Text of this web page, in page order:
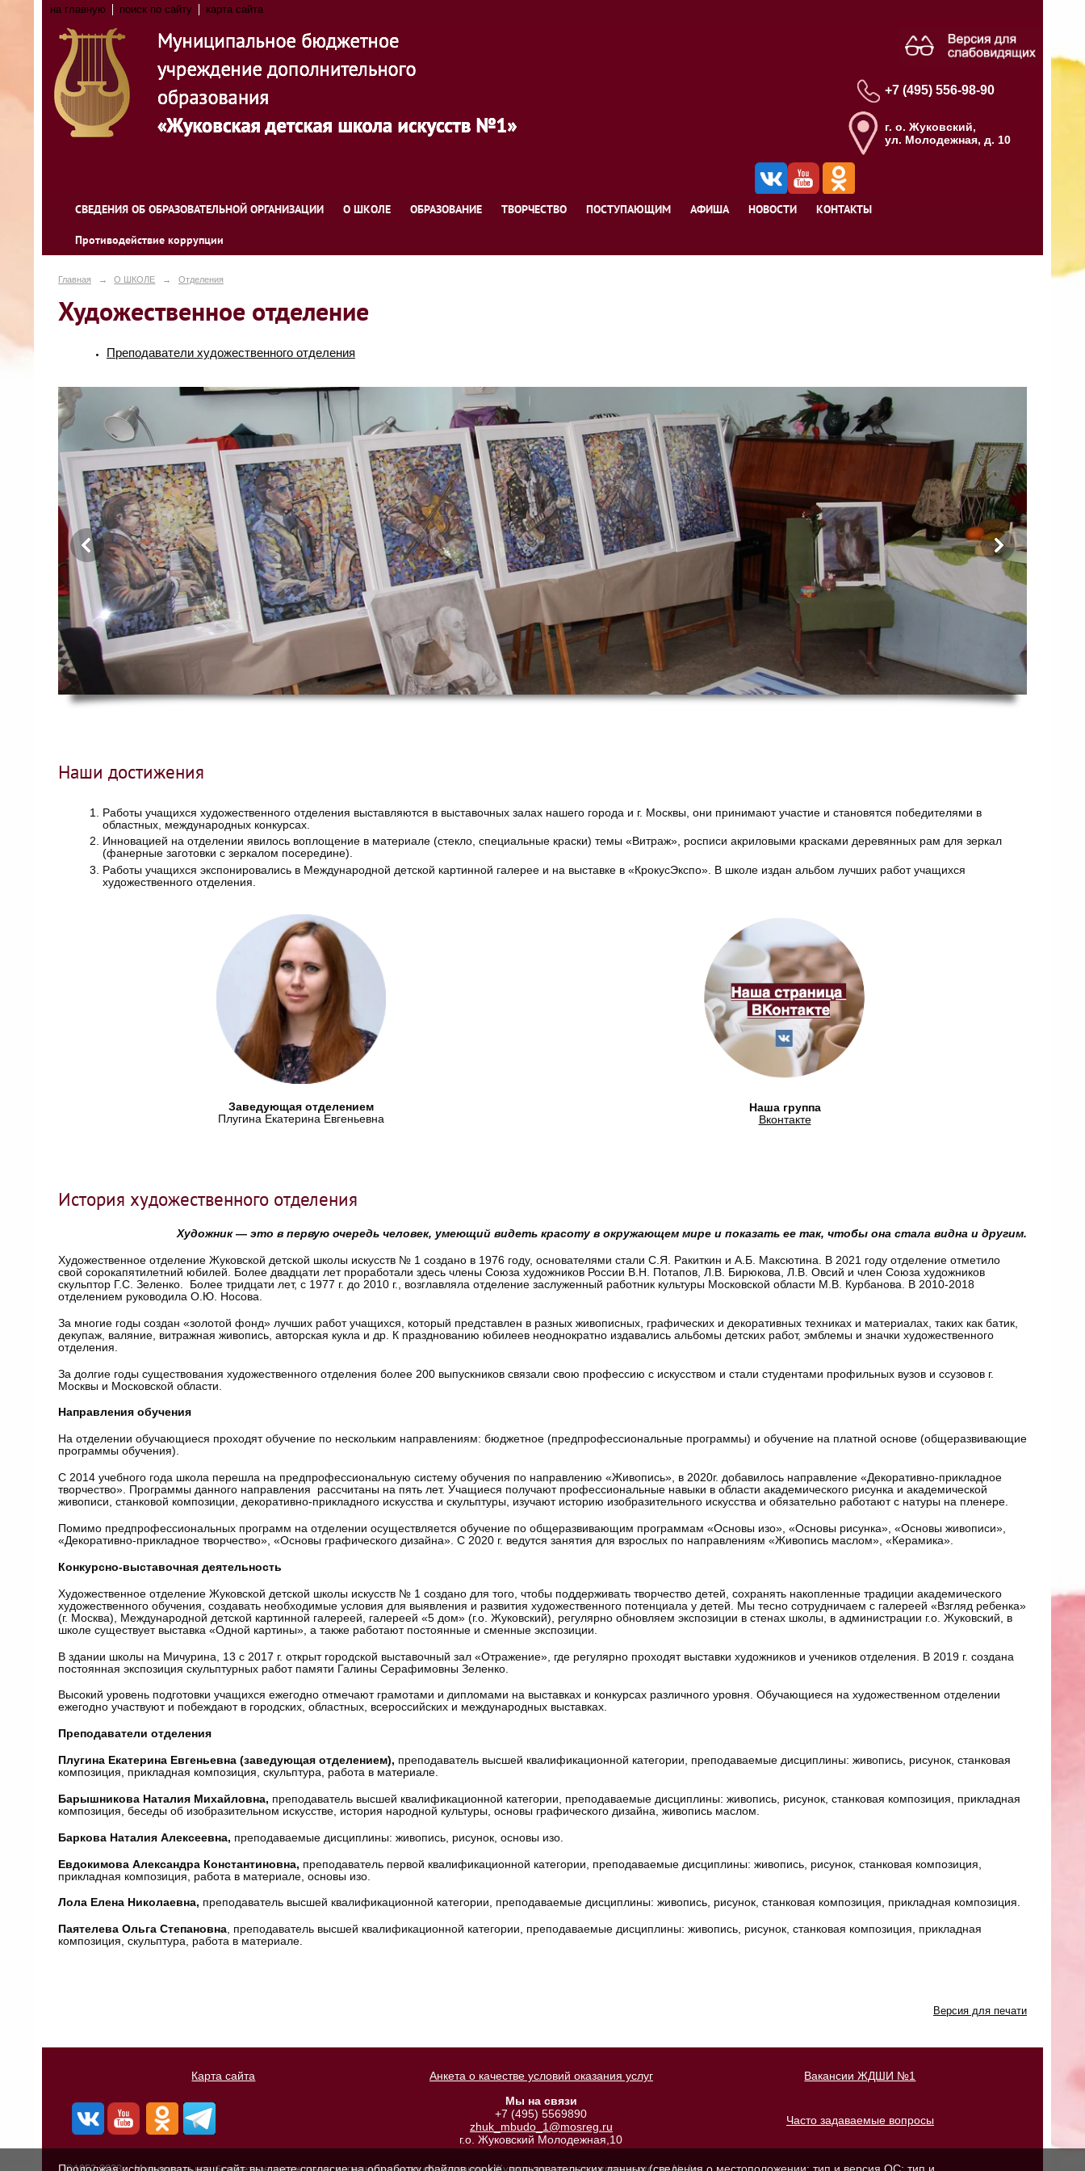
на главную поиск по сайту карта сайта
+7 (495) 556-98-90
г. о. Жуковский,
ул. Молодежная, д. 10
СВЕДЕНИЯ ОБ ОБРАЗОВАТЕЛЬНОЙ ОРГАНИЗАЦИИ О ШКОЛЕ ОБРАЗОВАНИЕ ТВОРЧЕСТВО ПОСТУПАЮЩИМ АФИША НОВОСТИ КОНТАКТЫ
Противодействие коррупции
Главная → О ШКОЛЕ → Отделения
Художественное отделение
Преподаватели художественного отделения
Наши достижения
Работы учащихся художественного отделения выставляются в выставочных залах нашего города и г. Москвы, они принимают участие и становятся победителями в
областных, международных конкурсах.
Инновацией на отделении явилось воплощение в материале (стекло, специальные краски) темы «Витраж», росписи акриловыми красками деревянных рам для зеркал
(фанерные заготовки с зеркалом посередине).
Работы учащихся экспонировались в Международной детской картинной галерее и на выставке в «КрокусЭкспо». В школе издан альбом лучших работ учащихся
художественного отделения.
Заведующая отделением
Плугина Екатерина Евгеньевна
Наша группа
Вконтакте
История художественного отделения
Художник — это в первую очередь человек, умеющий видеть красоту в окружающем мире и показать ее так, чтобы она стала видна и другим.
Художественное отделение Жуковской детской школы искусств № 1 создано в 1976 году, основателями стали С.Я. Ракиткин и А.Б. Максютина. В 2021 году отделение отметило
свой сорокапятилетний юбилей. Более двадцати лет проработали здесь члены Союза художников России В.Н. Потапов, Л.В. Бирюкова, Л.В. Овсий и член Союза художников
скульптор Г.С. Зеленко. Более тридцати лет, с 1977 г. до 2010 г., возглавляла отделение заслуженный работник культуры Московской области М.В. Курбанова. В 2010-2018
отделением руководила О.Ю. Носова.
За многие годы создан «золотой фонд» лучших работ учащихся, который представлен в разных живописных, графических и декоративных техниках и материалах, таких как батик,
декупаж, валяние, витражная живопись, авторская кукла и др. К празднованию юбилеев неоднократно издавались альбомы детских работ, эмблемы и значки художественного
отделения.
За долгие годы существования художественного отделения более 200 выпускников связали свою профессию с искусством и стали студентами профильных вузов и ссузовов г.
Москвы и Московской области.
Направления обучения
На отделении обучающиеся проходят обучение по нескольким направлениям: бюджетное (предпрофессиональные программы) и обучение на платной основе (общеразвивающие
программы обучения).
C 2014 учебного года школа перешла на предпрофессиональную систему обучения по направлению «Живопись», в 2020г. добавилось направление «Декоративно-прикладное
творчество». Программы данного направления рассчитаны на пять лет. Учащиеся получают профессиональные навыки в области академического рисунка и академической
живописи, станковой композиции, декоративно-прикладного искусства и скульптуры, изучают историю изобразительного искусства и обязательно работают с натуры на пленере.
Помимо предпрофессиональных программ на отделении осуществляется обучение по общеразвивающим программам «Основы изо», «Основы рисунка», «Основы живописи»,
«Декоративно-прикладное творчество», «Основы графического дизайна». С 2020 г. ведутся занятия для взрослых по направлениям «Живопись маслом», «Керамика».
Конкурсно-выставочная деятельность
Художественное отделение Жуковской детской школы искусств № 1 создано для того, чтобы поддерживать творчество детей, сохранять накопленные традиции академического
художественного обучения, создавать необходимые условия для выявления и развития художественного потенциала у детей. Мы тесно сотрудничаем с галереей «Взгляд ребенка»
(г. Москва), Международной детской картинной галереей, галереей «5 дом» (г.о. Жуковский), регулярно обновляем экспозиции в стенах школы, в администрации г.о. Жуковский, в
школе существует выставка «Одной картины», а также работают постоянные и сменные экспозиции.
В здании школы на Мичурина, 13 с 2017 г. открыт городской выставочный зал «Отражение», где регулярно проходят выставки художников и учеников отделения. В 2019 г. создана
постоянная экспозиция скульптурных работ памяти Галины Серафимовны Зеленко.
Высокий уровень подготовки учащихся ежегодно отмечают грамотами и дипломами на выставках и конкурсах различного уровня. Обучающиеся на художественном отделении
ежегодно участвуют и побеждают в городских, областных, всероссийских и международных выставках.
Преподаватели отделения
Плугина Екатерина Евгеньевна (заведующая отделением), преподаватель высшей квалификационной категории, преподаваемые дисциплины: живопись, рисунок, станковая
композиция, прикладная композиция, скульптура, работа в материале.
Барышникова Наталия Михайловна, преподаватель высшей квалификационной категории, преподаваемые дисциплины: живопись, рисунок, станковая композиция, прикладная
композиция, беседы об изобразительном искусстве, история народной культуры, основы графического дизайна, живопись маслом.
Баркова Наталия Алексеевна, преподаваемые дисциплины: живопись, рисунок, основы изо.
Евдокимова Александра Константиновна, преподаватель первой квалификационной категории, преподаваемые дисциплины: живопись, рисунок, станковая композиция,
прикладная композиция, работа в материале, основы изо.
Лола Елена Николаевна, преподаватель высшей квалификационной категории, преподаваемые дисциплины: живопись, рисунок, станковая композиция, прикладная композиция.
Паятелева Ольга Степановна, преподаватель высшей квалификационной категории, преподаваемые дисциплины: живопись, рисунок, станковая композиция, прикладная
композиция, скульптура, работа в материале.
Версия для печати
Карта сайта Анкета о качестве условий оказания услуг
Вакансии ЖДШИ №1
Мы на связи
+7 (495) 5569890
zhuk_mbudo_1@mosreg.ru
г.о. Жуковский Молодежная,10
Часто задаваемые вопросы